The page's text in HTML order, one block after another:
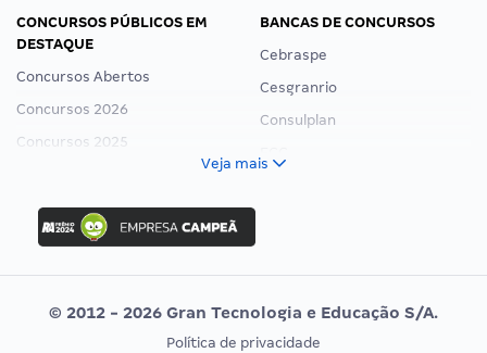
CONCURSOS PÚBLICOS EM
DESTAQUE
Concursos Abertos
Concursos 2026
Concursos 2025
Concurso Ibama
Concurso MPU
Editais publicados
BANCAS DE CONCURSOS
Cebraspe
Cesgranrio
Consulplan
Vunesp
Veja mais
© 2012 - 2026 Gran Tecnologia e Educação S/A.
Política de privacidade